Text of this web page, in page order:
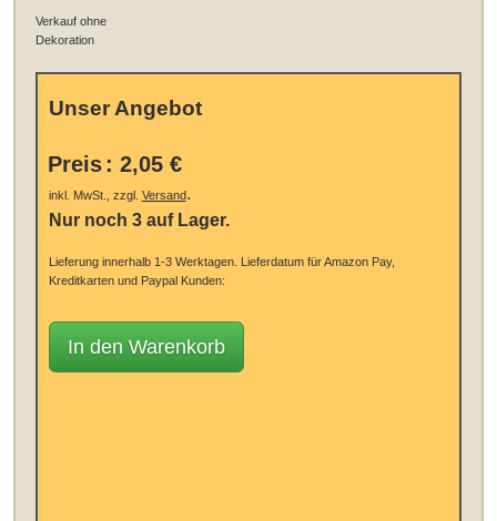
Verkauf ohne
Dekoration
Unser Angebot
Preis : 2,05 €
inkl. MwSt., zzgl. Versand.
Nur noch 3 auf Lager.
Lieferung innerhalb 1-3 Werktagen. Lieferdatum für Amazon Pay,
Kreditkarten und Paypal Kunden:
In den Warenkorb